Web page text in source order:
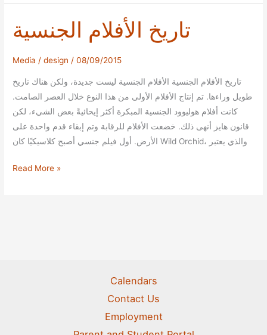
الأفلام
على
الشرجي؟
تاريخ الأفلام الجنسية
Media /design /08/09/2015
تاريخ الأفلام الجنسية الأفلام الجنسية ليست جديدة، ولكن هناك تاريخ
طويل وراءها. تم إنتاج الأفلام الأولى من هذا النوع خلال العصر الصامت.
كانت أفلام هوليوود الجنسية المبكرة أكثر إيحائيةً بعض الشيء، لكن
قانون هايز أنهى ذلك. خضعت الأفلام للرقابة وتم إبقاء قدم واحدة على
الأرض. أول فيلم جنسي أصبح كلاسيكيًا كان Wild Orchid، والذي يعتبر
تاريخ
Read More »
Calendars
Contact Us
Employment